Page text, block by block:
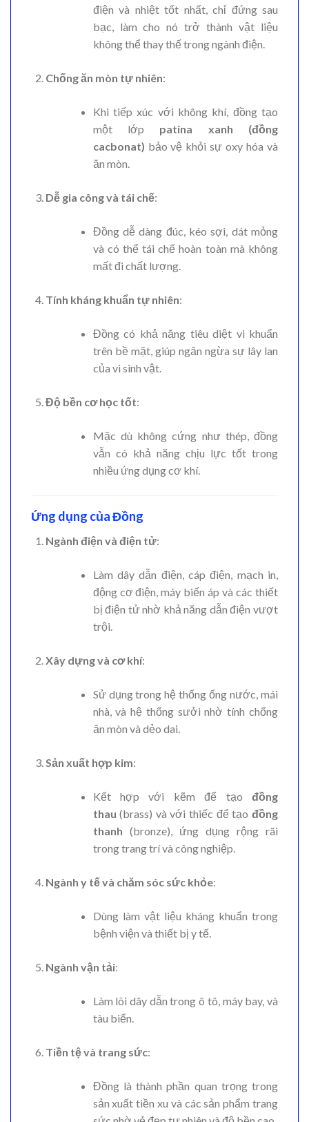
điện và nhiệt tốt nhất, chỉ đứng sau
bạc, làm cho nó trở thành vật liệu
không thể thay thế trong ngành điện.
Chống ăn mòn tự nhiên:
Khi tiếp xúc với không khí, đồng tạo
một lớp patina xanh (đồng
cacbonat) bảo vệ khỏi sự oxy hóa và
ăn mòn.
Dễ gia công và tái chế:
Đồng dễ dàng đúc, kéo sợi, dát mỏng
và có thể tái chế hoàn toàn mà không
mất đi chất lượng.
Tính kháng khuẩn tự nhiên:
Đồng có khả năng tiêu diệt vi khuẩn
trên bề mặt, giúp ngăn ngừa sự lây lan
của vi sinh vật.
Độ bền cơ học tốt:
Mặc dù không cứng như thép, đồng
vẫn có khả năng chịu lực tốt trong
nhiều ứng dụng cơ khí.
Ứng dụng của Đồng
Ngành điện và điện tử:
Làm dây dẫn điện, cáp điện, mạch in,
động cơ điện, máy biến áp và các thiết
bị điện tử nhờ khả năng dẫn điện vượt
trội.
Xây dựng và cơ khí:
Sử dụng trong hệ thống ống nước, mái
nhà, và hệ thống sưởi nhờ tính chống
ăn mòn và dẻo dai.
Sản xuất hợp kim:
Kết hợp với kẽm để tạo đồng
thau (brass) và với thiếc để tạo đồng
thanh (bronze), ứng dụng rộng rãi
trong trang trí và công nghiệp.
Ngành y tế và chăm sóc sức khỏe:
Dùng làm vật liệu kháng khuẩn trong
bệnh viện và thiết bị y tế.
Ngành vận tải:
Làm lõi dây dẫn trong ô tô, máy bay, và
tàu biển.
Tiền tệ và trang sức:
Đồng là thành phần quan trọng trong
sản xuất tiền xu và các sản phẩm trang